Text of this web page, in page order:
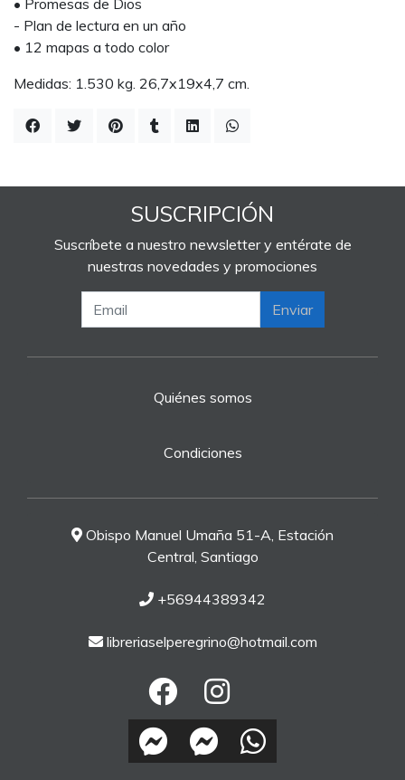
• Promesas de Dios
- Plan de lectura en un año
• 12 mapas a todo color
Medidas: 1.530 kg. 26,7x19x4,7 cm.
SUSCRIPCIÓN
Suscríbete a nuestro newsletter y entérate de
nuestras novedades y promociones
Enviar
Quiénes somos
Condiciones
Obispo Manuel Umaña 51-A, Estación
Central, Santiago
+56944389342
libreriaselperegrino@hotmail.com